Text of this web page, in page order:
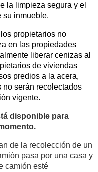
la limpieza segura y el
su inmueble.
propietarios no
en las propiedades
liberar cenizas al
de viviendas
predios a la acera,
no serán recolectados
vigente.
disponible para
de la recolección de un
pasa por una casa y
camión esté